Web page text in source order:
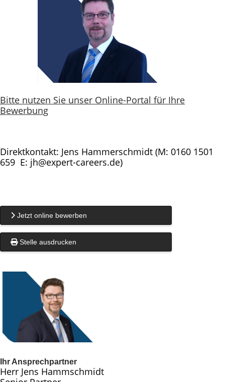
Bitte nutzen Sie unser Online-Portal für Ihre
Bewerbung
Direktkontakt: Jens Hammerschmidt (M: 0160 1501
659 E: jh@expert-careers.de)
Jetzt online bewerben
Stelle ausdrucken
Ihr Ansprechpartner
Herr Jens Hammschmidt